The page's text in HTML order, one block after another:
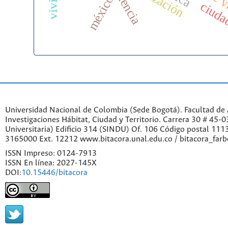
méxico
Universidad Nacional de Colombia (Sede Bogotá). Facultad
Investigaciones Hábitat, Ciudad y Territorio. Carrera 30 # 45-
Universitaria) Edificio 314 (SINDU) Of. 106 Código postal
3165000 Ext. 12212 www.bitacora.unal.edu.co /
ISSN Impreso: 0124-7913
ISSN En línea: 2027-145X
DOI:10.15446/bitacora